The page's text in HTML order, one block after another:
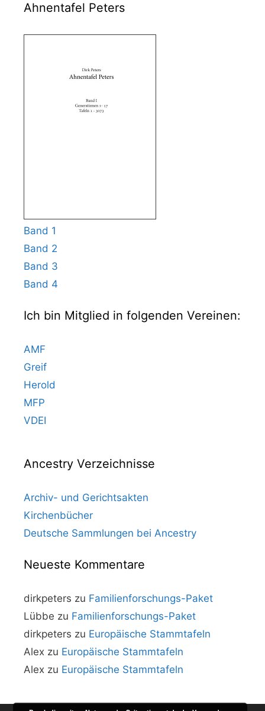
Ahnentafel Peters
Band 1
Band 2
Band 3
Band 4
Ich bin Mitglied in folgenden Vereinen:
AMF
Greif
Herold
MFP
VDEI
Ancestry Verzeichnisse
Archiv- und Gerichtsakten
Kirchenbücher
Deutsche Sammlungen bei Ancestry
Neueste Kommentare
dirkpeters zu Familienforschungs-Paket
Lübbe zu Familienforschungs-Paket
dirkpeters zu Europäische Stammtafeln
Alex zu Europäische Stammtafeln
Alex zu Europäische Stammtafeln